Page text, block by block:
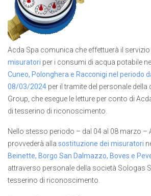
Acda Spa comunica che effettuerà il servizio
misuratori per i consumi di acqua potabile
Cuneo, Polonghera e Racconigi nel periodo
08/03/2024 per il tramite del personale della
Group, che esegue le letture per conto di
di tesserino di riconoscimento.
Nello stesso periodo – dal 04 al 08 marzo –
provvederà alla sostituzione dei misuratori
Beinette, Borgo San Dalmazzo, Boves e
attraverso personale della società Sologas
tesserino di riconoscimento.